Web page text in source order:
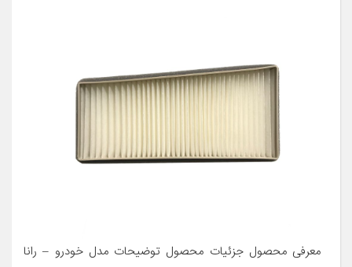
معرفی محصول جزئیات محصول توضیحات مدل خودرو – رانا